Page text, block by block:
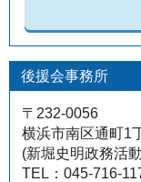
後援会事務所
〒232-0056
横浜市南区通町1
(新堀史明政務活
TEL：045-716-